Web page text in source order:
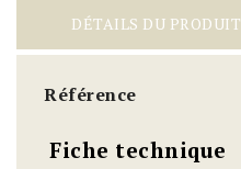
DÉTAILS DU PRODUIT
Référence
Fiche technique